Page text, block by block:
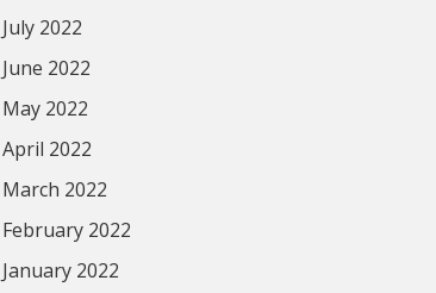
July 2022
June 2022
May 2022
April 2022
March 2022
February 2022
January 2022